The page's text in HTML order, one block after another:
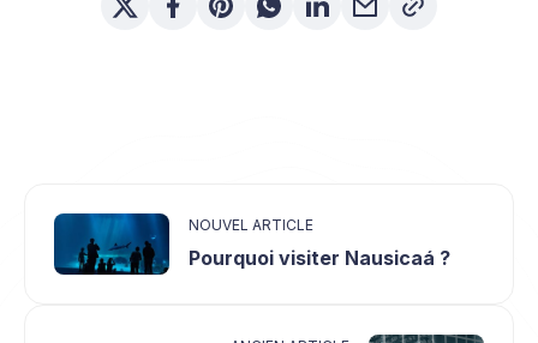
NOUVEL ARTICLE
Pourquoi visiter Nausicaá ?